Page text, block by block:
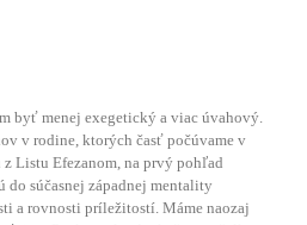
byť menej exegetický a viac úvahový.
v rodine, ktorých časť počúvame v
z Listu Efezanom, na prvý pohľad
do súčasnej západnej mentality
a rovnosti príležitostí. Máme naozaj